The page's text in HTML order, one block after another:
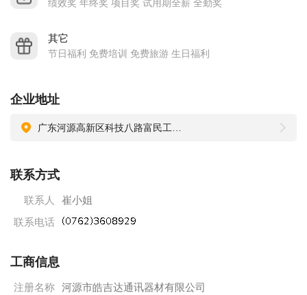
绩效奖 年终奖 项目奖 试用期全薪 全勤奖
其它
节日福利 免费培训 免费旅游 生日福利
企业地址
联系方式
联系人
崔小姐
联系电话
工商信息
注册名称 河源市皓吉达通讯器材有限公司